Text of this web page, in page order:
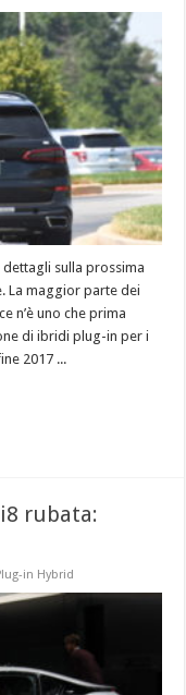
sulla prossima
La maggior parte dei
n’è uno che prima
di ibridi plug-in per i
2017 ...
rubata:
in Hybrid